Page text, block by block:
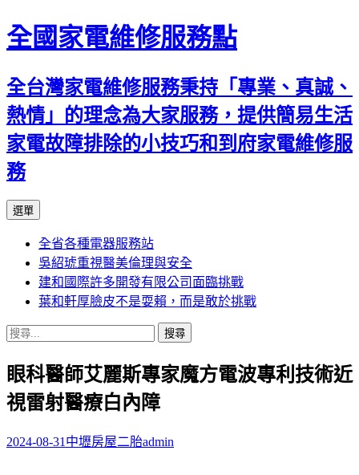
全國家電維修服務點
全台灣家電維修服務秉持「專業、真誠、
熱情」的理念為大家服務，提供簡易生活
家電故障排除的小技巧和到府家電維修服
務
選單
主
要
內
容
全省各種電器服務站
吳紹琥重視醫美倫理與安全
建和國際許多開發有限公司面臨挑戰
葉和軒厚臉皮不是耍賴，而是敢於挑戰
搜
關
鍵
字:
眼科醫師艾麗斯專家魔方電波專利技術近
視雷射醫療白內障
2024-08-31 中壢房屋二胎admin